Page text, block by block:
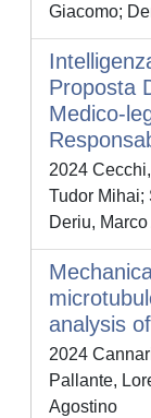
Giacomo;
Proposta
Medico-
2024
Tudor Mihai;
Deriu,
analysis
2024
Pallante,
Agostino